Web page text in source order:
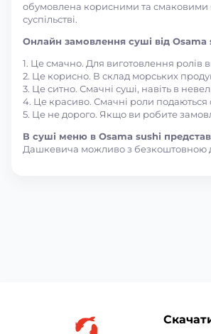
обумовлена корисними та смаковими
суспільстві.
Онлайн замовлення суші від Osama
1. Це смачно. Для виготовлення ролів
2. Це корисно. В склад морських
3. Це ситно. Смачні суші, навіть в
4. Це красиво. Смачні роли подаються
5. Це не дорого. Якщо ви робите
В суші меню в Osama sushi
Дашкевича можливо з безкоштовною